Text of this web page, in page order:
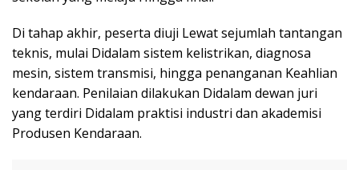
Di tahap akhir, peserta diuji Lewat sejumlah tantangan
teknis, mulai Didalam sistem kelistrikan, diagnosa
mesin, sistem transmisi, hingga penanganan Keahlian
kendaraan. Penilaian dilakukan Didalam dewan juri
yang terdiri Didalam praktisi industri dan akademisi
Produsen Kendaraan.